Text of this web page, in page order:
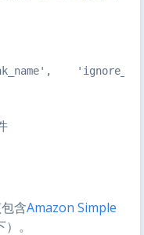
含Amazon Simple
）。